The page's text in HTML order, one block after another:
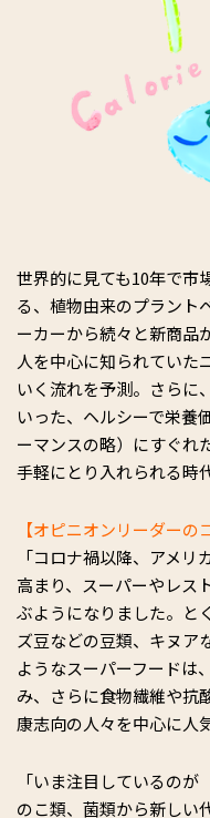
世界的に見ても10年で市
る、植物由来のプラント
ーカーから続々と新商品
人を中心に知られていた
いく流れを予測。さらに
いった、ヘルシーで栄養
ーマンスの略）にすぐれ
手軽にとり入れられる時
【オピニオンリーダーの
「コロナ禍以降、アメ
高まり、スーパーやレス
ぶようになりました。と
ズ豆などの豆類、キヌア
ようなスーパーフードは
み、さらに食物繊維や抗
康志向の人々を中心に人
「いま注目しているの
のこ類、菌類から新しい